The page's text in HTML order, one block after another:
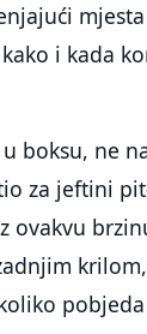
i kada
boksu, ne
za jeftini
ovakvu
pobjeda